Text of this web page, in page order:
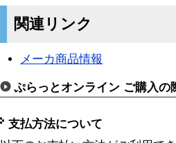
関連リンク
メーカ商品情報
ぷらっとオンライン ご購入の
支払方法について